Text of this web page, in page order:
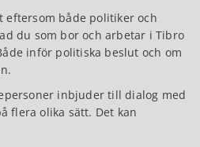
eftersom både politiker och
du som bor och arbetar i Tibro
inför politiska beslut och om
inbjuder till dialog med
flera olika sätt. Det kan